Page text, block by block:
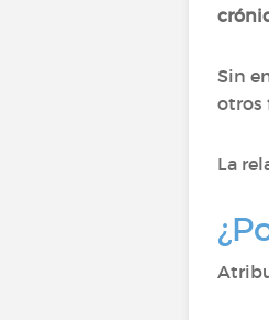
Sin
otros
La